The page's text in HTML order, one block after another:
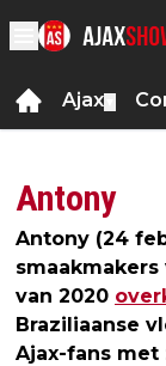
Ajax
Antony
Antony (24
van 2020
Braziliaanse
Ajax-fans met